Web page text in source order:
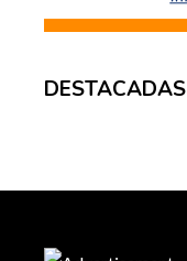
DESTACADAS